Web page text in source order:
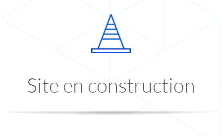
Site en construction